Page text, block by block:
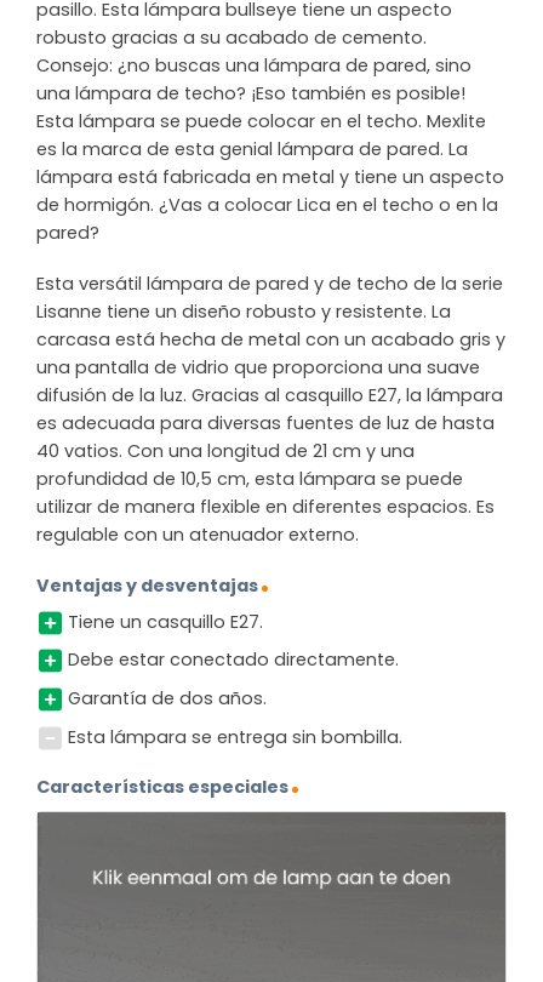
pasillo. Esta lámpara bullseye tiene un aspecto
robusto gracias a su acabado de cemento.
Consejo: ¿no buscas una lámpara de pared, sino
una lámpara de techo? ¡Eso también es posible!
Esta lámpara se puede colocar en el techo. Mexlite
es la marca de esta genial lámpara de pared. La
lámpara está fabricada en metal y tiene un aspecto
de hormigón. ¿Vas a colocar Lica en el techo o en la
pared?
Esta versátil lámpara de pared y de techo de la serie
Lisanne tiene un diseño robusto y resistente. La
carcasa está hecha de metal con un acabado gris y
una pantalla de vidrio que proporciona una suave
difusión de la luz. Gracias al casquillo E27, la lámpara
es adecuada para diversas fuentes de luz de hasta
40 vatios. Con una longitud de 21 cm y una
profundidad de 10,5 cm, esta lámpara se puede
utilizar de manera flexible en diferentes espacios. Es
regulable con un atenuador externo.
Ventajas y desventajas
Tiene un casquillo E27.
Debe estar conectado directamente.
Garantía de dos años.
Esta lámpara se entrega sin bombilla.
Características especiales